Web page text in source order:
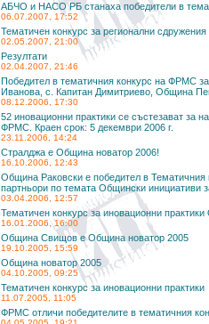
АБЧО и НАСО РБ станаха победители в
06.07.2007, 17:52
Тематичен конкурс за регионални сдружения
02.05.2007, 21:00
Резултати
02.04.2007, 21:46
Победител в тематичния конкурс на ФРМС
Иванова, с. Капитан Димитриево, Община
08.12.2006, 17:30
52 иновационни практики се състезават за
ФРМС. Краен срок: 5 декември 2006 г.
23.11.2006, 14:24
Стралджа е Община новатор 2006!
16.10.2006, 12:43
Община Раковски е победител в
партньори по темата Общински инициативи
03.04.2006, 12:57
Тематичен конкурс за иновационни
16.01.2006, 16:00
Община Свищов е Община новатор 2005
19.10.2005, 15:59
Община новатор 2005
04.10.2005, 09:25
Тематичен конкурс за иновационни практики
11.07.2005, 11:05
ФРМС отличи победителите в тематичния